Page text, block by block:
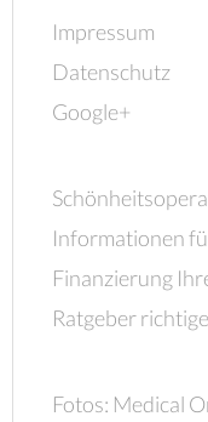
Impressum
Datenschutz
Google+
Informationen
Finanzierung
Ratgeber
Fotos: Medical